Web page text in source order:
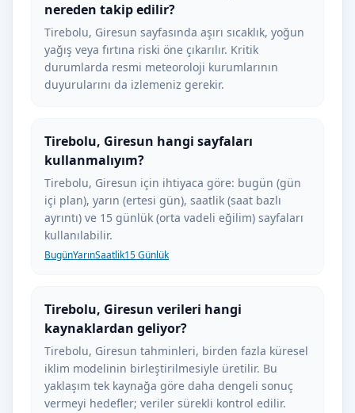
nereden takip edilir?
Tirebolu, Giresun sayfasında aşırı sıcaklık, yoğun
yağış veya fırtına riski öne çıkarılır. Kritik
durumlarda resmi meteoroloji kurumlarının
duyurularını da izlemeniz gerekir.
Tirebolu, Giresun hangi sayfaları
kullanmalıyım?
Tirebolu, Giresun için ihtiyaca göre: bugün (gün
içi plan), yarın (ertesi gün), saatlik (saat bazlı
ayrıntı) ve 15 günlük (orta vadeli eğilim) sayfaları
kullanılabilir.
BugünYarınSaatlik15 Günlük
Tirebolu, Giresun verileri hangi
kaynaklardan geliyor?
Tirebolu, Giresun tahminleri, birden fazla küresel
iklim modelinin birleştirilmesiyle üretilir. Bu
yaklaşım tek kaynağa göre daha dengeli sonuç
vermeyi hedefler; veriler sürekli kontrol edilir.